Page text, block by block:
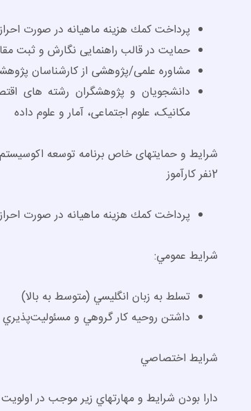
پرداخت كمك هزينه ماهيانه در صورت احراز شرایط تا سقف
حمایت در قالب راهنمایی نگارش و ثبت
مشاوره علمی/پژوهشی از کارشناسان
دانشجویان و پژوهشگران رشته های
مکانیک، علوم اجتماعی، آمار و علوم داده
شرایط و حمایت­های خاص برنامه توسعه اکوسیستم
2نفر کارآموز
پرداخت كمك هزينه ماهيانه در صورت احراز شرایط تا 20
شرايط عمومي:
تسلط به زبان انگليسي (متوسط به بالا)
داشتن روحيه كار گروهي و مسئوليت‌­پذيري
شرايط اختصاصي
دارا بودن شرايط و مهارت­هاي زير موجب در